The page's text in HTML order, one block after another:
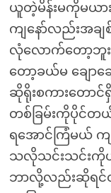
ယူတဲ့မိန်းမကိုမယား
ကျနော်လည်းအခ
လုံလောက်တော့ဘူးအ
တော့ခယ်မ ချော
ဆိုရိုးစကားတော
တစ်ခြမ်းကိုပိုင်
ရအောင်ကြံမယ်
သလိုသင်းသင်းကိုယ်
ဘာလို့လည်းဆိုရင်